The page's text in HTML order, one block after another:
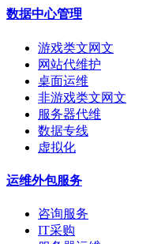
数据中心管理
游戏类文网文
网站代维护
桌面运维
非游戏类文网文
服务器代维
数据专线
虚拟化
运维外包服务
咨询服务
IT采购